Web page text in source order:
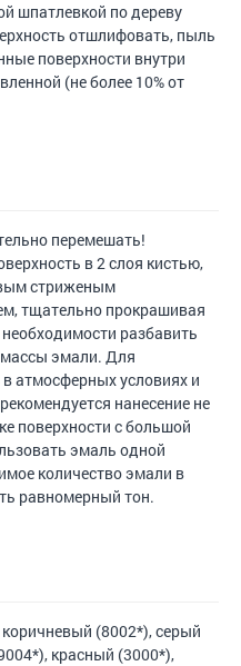
шпатлевкой по дереву
отшлифовать, пыль
поверхности внутри
(не более 10% от
перемешать!
в 2 слоя кистью,
стриженым
тщательно прокрашивая
разбавить
массы эмали. Для
атмосферных условиях и
нанесение не
поверхности с большой
эмаль одной
количество эмали в
равномерный тон.
(8002*), серый
красный (3000*),